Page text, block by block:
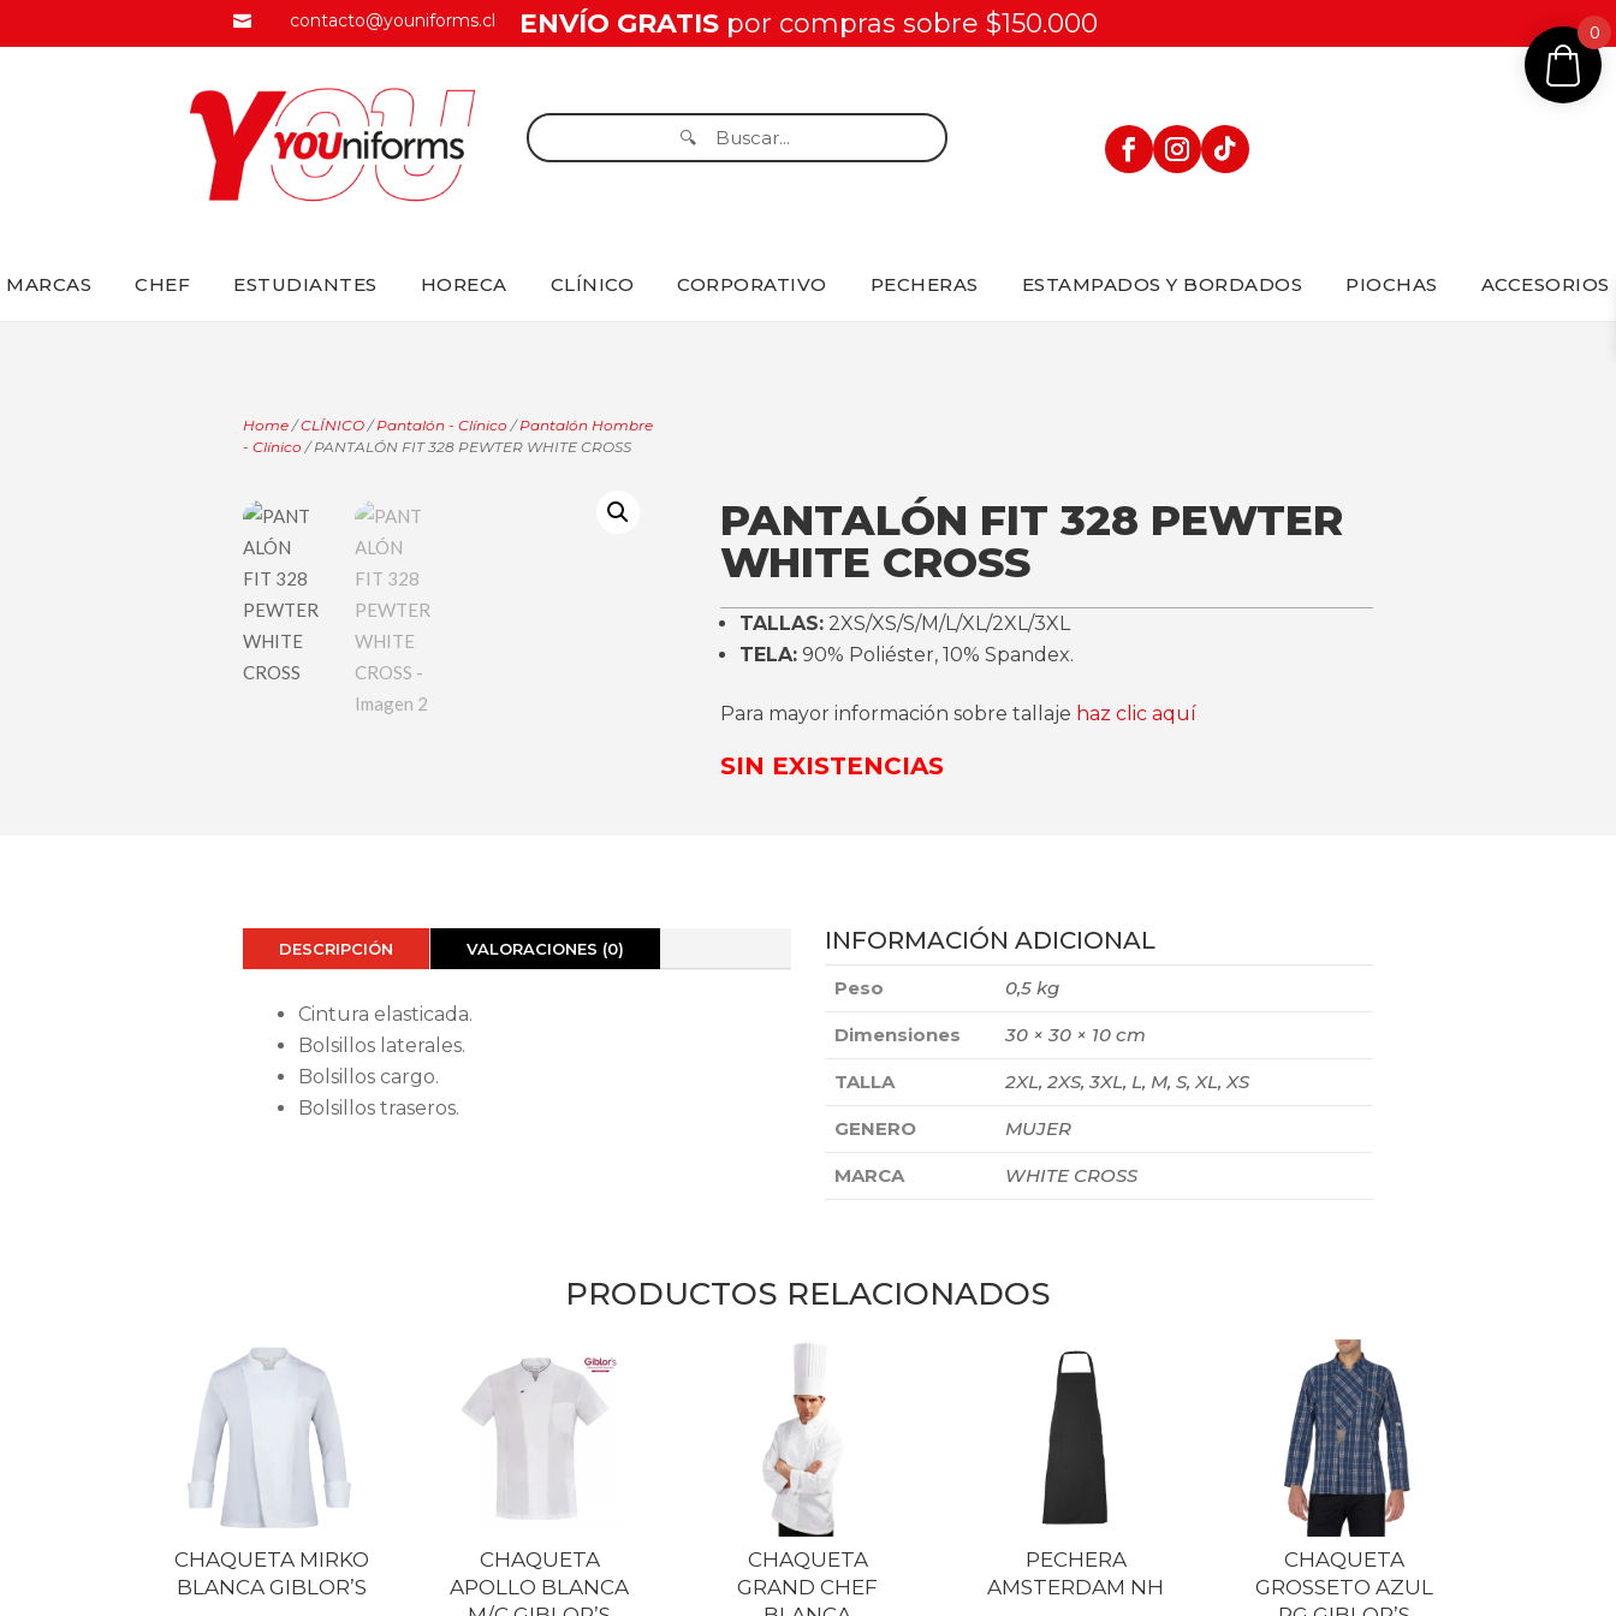
 contacto@youniforms.cl ENVÍO GRATISpor compras sobre $150.000
MARCAS CHEF ESTUDIANTES HORECA CLÍNICO CORPORATIVO PECHERAS ESTAMPADOS Y BORDADOS PIOCHAS ACCESORIOS
Home/CLÍNICO/Pantalón - Clínico /Pantalón Hombre
- Clínico / PANTALÓN FIT 328 PEWTER WHITE CROSS
PANTALÓN FIT 328 PEWTER
WHITE CROSS
TALLAS:2XS/XS/S/M/L/XL/2XL/3XL
TELA:90% Poliéster, 10% Spandex.
Para mayor información sobre tallaje haz clic aquí
SIN EXISTENCIAS
DESCRIPCIÓN VALORACIONES (0)
Cintura elasticada.
Bolsillos laterales.
Bolsillos cargo.
Bolsillos traseros.
INFORMACIÓN ADICIONAL
Peso 0,5 kg
Dimensiones 30 × 30 × 10 cm
TALLA 2XL, 2XS, 3XL, L, M, S, XL, XS
GENERO MUJER
MARCA WHITE CROSS
PRODUCTOS RELACIONADOS
CHAQUETA MIRKO
BLANCA GIBLOR’S
CHAQUETA
APOLLO BLANCA
CHAQUETA
GRAND CHEF
PECHERA
AMSTERDAM NH
CHAQUETA
GROSSETO AZUL
0